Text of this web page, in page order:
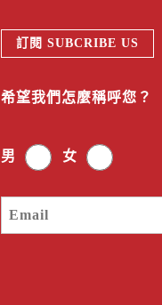
訂閱 SUBCRIBE US
希望我們怎麼稱呼您？
男 女